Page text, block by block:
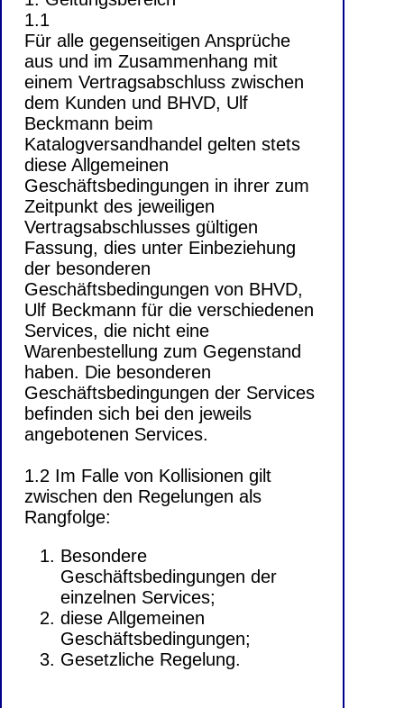
1.1
Für alle gegenseitigen Ansprüche
aus und im Zusammenhang mit
einem Vertragsabschluss zwischen
dem Kunden und BHVD, Ulf
Beckmann beim
Katalogversandhandel gelten stets
diese Allgemeinen
Geschäftsbedingungen in ihrer zum
Zeitpunkt des jeweiligen
Vertragsabschlusses gültigen
Fassung, dies unter Einbeziehung
der besonderen
Geschäftsbedingungen von BHVD,
Ulf Beckmann für die verschiedenen
Services, die nicht eine
Warenbestellung zum Gegenstand
haben. Die besonderen
Geschäftsbedingungen der Services
befinden sich bei den jeweils
angebotenen Services.
1.2 Im Falle von Kollisionen gilt
zwischen den Regelungen als
Rangfolge:
Besondere
Geschäftsbedingungen der
einzelnen Services;
diese Allgemeinen
Geschäftsbedingungen;
Gesetzliche Regelung.